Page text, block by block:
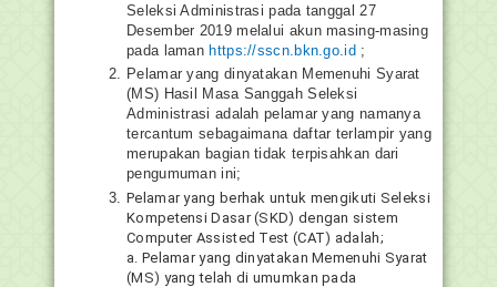
Seleksi Administrasi pada tanggal 27
Desember 2019 melalui akun masing-masing
pada laman https://sscn.bkn.go.id ;
Pelamar yang dinyatakan Memenuhi Syarat
(MS) Hasil Masa Sanggah Seleksi
Administrasi adalah pelamar yang namanya
tercantum sebagaimana daftar terlampir yang
merupakan bagian tidak terpisahkan dari
pengumuman ini;
Pelamar yang berhak untuk mengikuti Seleksi
Kompetensi Dasar (SKD) dengan sistem
Computer Assisted Test (CAT) adalah;
a. Pelamar yang dinyatakan Memenuhi Syarat
(MS) yang telah di umumkan pada